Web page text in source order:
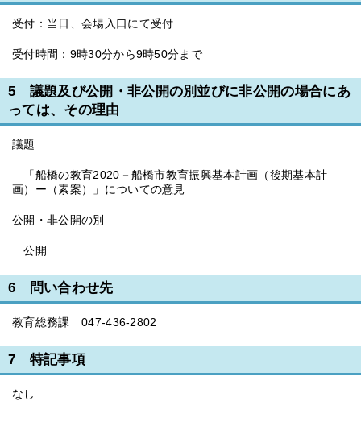
受付：当日、会場入口にて受付
受付時間：9時30分から9時50分まで
5 議題及び公開・非公開の別並びに非公開の場合にあ
っては、その理由
議題
「船橋の教育2020－船橋市教育振興基本計画（後期基本計
画）ー（素案）」についての意見
公開・非公開の別
公開
6 問い合わせ先
教育総務課 047-436-2802
7 特記事項
なし